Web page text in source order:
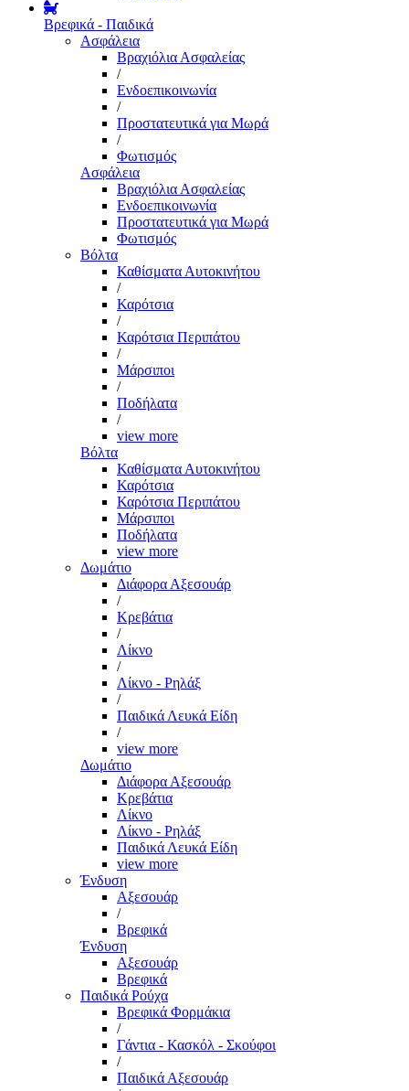
Βρεφικά - Παιδικά
Ασφάλεια
Βραχιόλια Ασφαλείας
/
Ενδοεπικοινωνία
/
Προστατευτικά για Μωρά
/
Φωτισμός
Ασφάλεια
Βραχιόλια Ασφαλείας
Ενδοεπικοινωνία
Προστατευτικά για Μωρά
Φωτισμός
Βόλτα
Καθίσματα Αυτοκινήτου
/
Καρότσια
/
Καρότσια Περιπάτου
/
Μάρσιποι
/
Ποδήλατα
/
view more
Βόλτα
Καθίσματα Αυτοκινήτου
Καρότσια
Καρότσια Περιπάτου
Μάρσιποι
Ποδήλατα
view more
Δωμάτιο
Διάφορα Αξεσουάρ
/
Κρεβάτια
/
Λίκνο
/
Λίκνο - Ρηλάξ
/
Παιδικά Λευκά Είδη
/
view more
Δωμάτιο
Διάφορα Αξεσουάρ
Κρεβάτια
Λίκνο
Λίκνο - Ρηλάξ
Παιδικά Λευκά Είδη
view more
Ένδυση
Αξεσουάρ
/
Βρεφικά
Ένδυση
Αξεσουάρ
Βρεφικά
Παιδικά Ρούχα
Βρεφικά Φορμάκια
/
Γάντια - Κασκόλ - Σκούφοι
/
Παιδικά Αξεσουάρ